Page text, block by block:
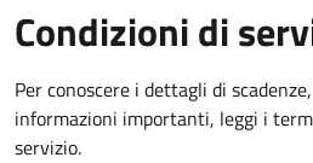
Condizioni di
Per conoscere i dettagli di
informazioni importanti, leggi i
servizio.